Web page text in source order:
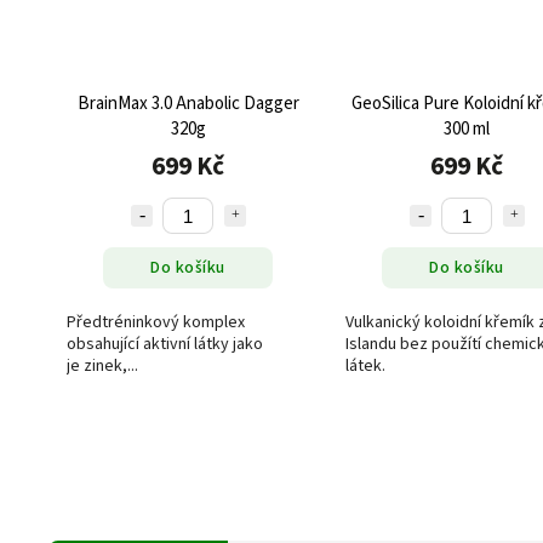
BrainMax 3.0 Anabolic Dagger
320g
699 Kč
Do košíku
Předtréninkový komplex
obsahující aktivní látky jako
je zinek,...
GeoSilica Pure Koloidní
300 ml
699 Kč
Do košíku
Vulkanický koloidní křemík
Islandu bez použítí
látek.